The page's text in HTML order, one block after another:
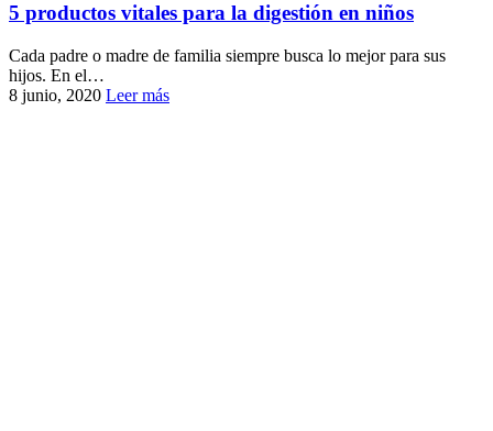
5 productos vitales para la digestión en niños
Cada padre o madre de familia siempre busca lo mejor para sus
hijos. En el…
8 junio, 2020 Leer más